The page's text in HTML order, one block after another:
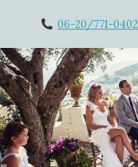
06-20/771-0402